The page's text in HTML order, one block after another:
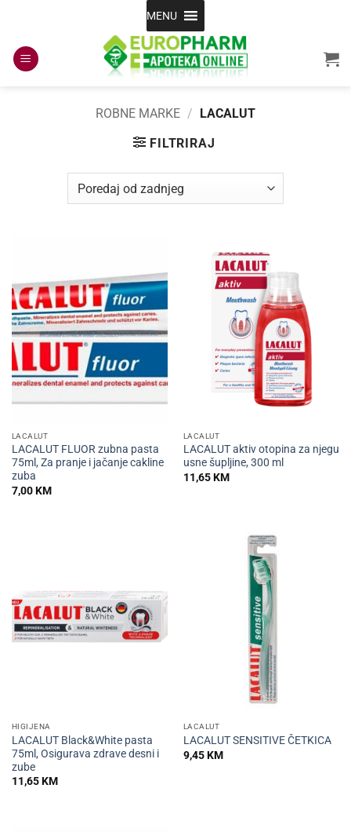
content
MENU
ROBNE MARKE / LACALUT
FILTRIRAJ
LACALUT
LACALUT FLUOR zubna pasta
75ml, Za pranje i jačanje cakline
zuba
7,00KM
LACALUT
LACALUT aktiv otopina za njegu
usne šupljine, 300 ml
11,65KM
HIGIJENA
LACALUT Black&White pasta
75ml, Osigurava zdrave desni i
zube
11,65KM
LACALUT
LACALUT SENSITIVE ČETKICA
9,45KM